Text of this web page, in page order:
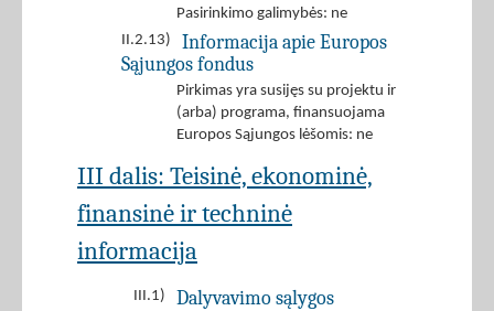
Pasirinkimo galimybės: ne
II.2.13)
Informacija apie Europos
Sąjungos fondus
Pirkimas yra susijęs su projektu ir
(arba) programa, finansuojama
Europos Sąjungos lėšomis: ne
III dalis: Teisinė, ekonominė,
finansinė ir techninė
informacija
III.1) Dalyvavimo sąlygos